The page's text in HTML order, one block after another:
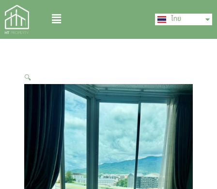
Skip
to
content
Menu ไทย
中文 (中国)
🔍